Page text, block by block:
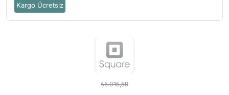
Kargo Ücretsiz
₺5.015,59